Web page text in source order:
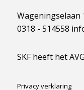
Wageningselaan
0318 - 514558
SKF heeft het
Privacy verklaring